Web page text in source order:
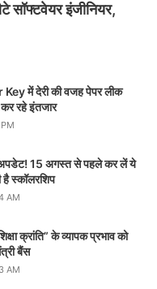
सॉफ्टवेयर इंजीनियर,
में देरी की वजह पेपर लीक
कर रहे इंतजार
अपडेट! 15 अगस्त से पहले कर लें ये
स्कॉलरशिप
AM
क्रांति” के व्यापक प्रभाव को
बैंस
AM